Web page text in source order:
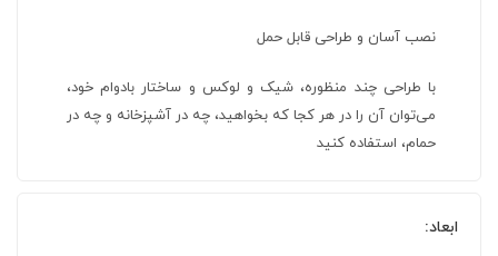
نصب آسان و طراحی قابل حمل
با طراحی چند منظوره، شیک و لوکس و ساختار بادوام خود،
می‌توان آن را در هر کجا که بخواهید، چه در آشپزخانه و چه در
حمام، استفاده کنید
ابعاد: